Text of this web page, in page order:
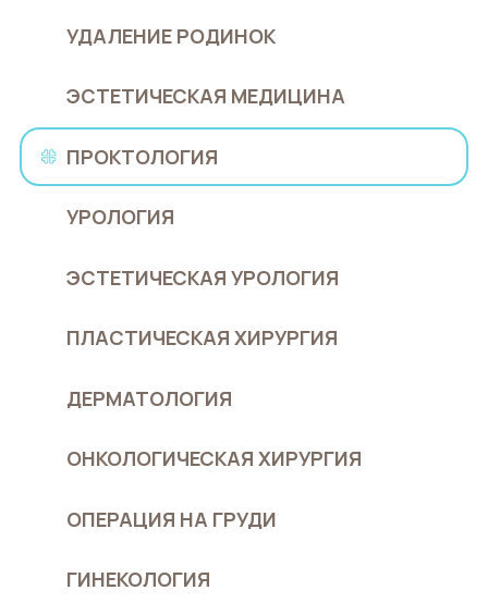
УДАЛЕНИЕ РОДИНОК
ЭСТЕТИЧЕСКАЯ МЕДИЦИНА
ПРОКТОЛОГИЯ
УРОЛОГИЯ
ЭСТЕТИЧЕСКАЯ УРОЛОГИЯ
ПЛАСТИЧЕСКАЯ ХИРУРГИЯ
ДЕРМАТОЛОГИЯ
ОНКОЛОГИЧЕСКАЯ ХИРУРГИЯ
ОПЕРАЦИЯ НА ГРУДИ
ГИНЕКОЛОГИЯ